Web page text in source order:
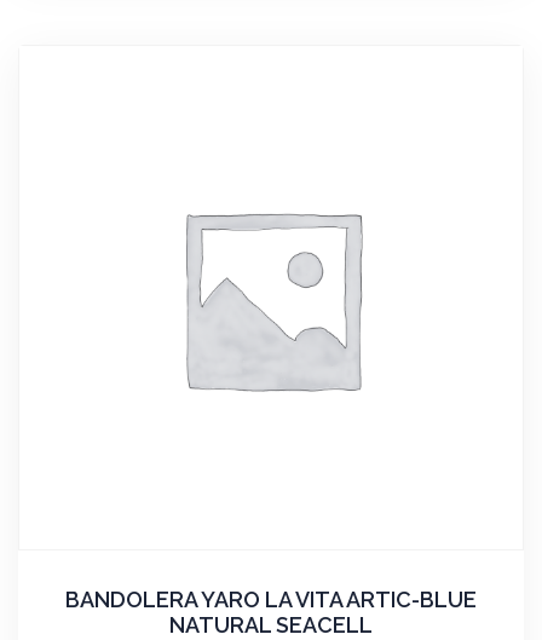
BANDOLERA YARO LA VITA ARTIC-BLUE
NATURAL SEACELL